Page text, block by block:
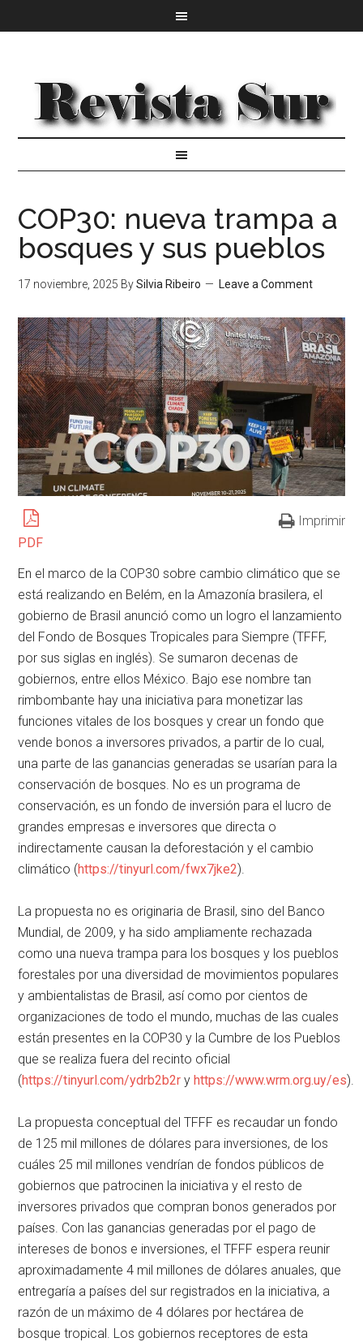
COP30: nueva trampa a
bosques y sus pueblos
17 noviembre, 2025 BySilvia Ribeiro Leave a Comment
PDF
Imprimir
En el marco de la COP30 sobre cambio climático que se
está realizando en Belém, en la Amazonía brasilera, el
gobierno de Brasil anunció como un logro el lanzamiento
del Fondo de Bosques Tropicales para Siempre (TFFF,
por sus siglas en inglés). Se sumaron decenas de
gobiernos, entre ellos México. Bajo ese nombre tan
rimbombante hay una iniciativa para monetizar las
funciones vitales de los bosques y crear un fondo que
vende bonos a inversores privados, a partir de lo cual,
una parte de las ganancias generadas se usarían para la
conservación de bosques. No es un programa de
conservación, es un fondo de inversión para el lucro de
grandes empresas e inversores que directa o
indirectamente causan la deforestación y el cambio
climático (https://tinyurl.com/fwx7jke2).
La propuesta no es originaria de Brasil, sino del Banco
Mundial, de 2009, y ha sido ampliamente rechazada
como una nueva trampa para los bosques y los pueblos
forestales por una diversidad de movimientos populares
y ambientalistas de Brasil, así como por cientos de
organizaciones de todo el mundo, muchas de las cuales
están presentes en la COP30 y la Cumbre de los Pueblos
que se realiza fuera del recinto oficial
(https://tinyurl.com/ydrb2b2r yhttps://www.wrm.org.uy/es).
La propuesta conceptual del TFFF es recaudar un fondo
de 125 mil millones de dólares para inversiones, de los
cuáles 25 mil millones vendrían de fondos públicos de
gobiernos que patrocinen la iniciativa y el resto de
inversores privados que compran bonos generados por
países. Con las ganancias generadas por el pago de
intereses de bonos e inversiones, el TFFF espera reunir
aproximadamente 4 mil millones de dólares anuales, que
entregaría a países del sur registrados en la iniciativa, a
razón de un máximo de 4 dólares por hectárea de
bosque tropical. Los gobiernos receptores de esta